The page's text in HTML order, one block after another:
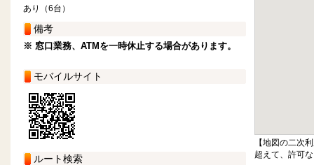
あり（6台）
備考
※ 窓口業務、ATMを一時休止する場合があります。
モバイルサイト
ルート検索
【地図の二次
超えて、許可